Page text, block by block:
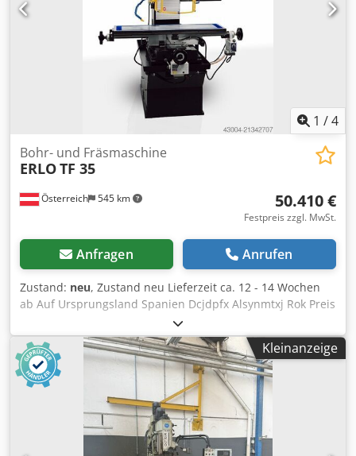
1 /4
Österreich 545 km
Bohr- und Fräsmaschine
ERLOTF 35
50.410 €
Festpreis zzgl. MwSt.
Anfragen Anrufen
Zustand: neu, Zustand neu Lieferzeit ca. 12 - 14 Wochen
ab Auf Ursprungsland Spanien Dcjdpfx Alsynmtxj Rok Preis
50410 € Leasingrate 952.75 € Bohrleistung in Baustahl 35
mm Aufnahme MK 4 Ausladung 390 mm Drehzahlen 94-
2.225 (16) 50 Hz 113 U/min Gewindeschneidleistung M35
Länge 1660 mm Breite 1510 mm Höhe 2600 mm Gewicht
910 kg Pinolenhub 180 mm Abstand Spindel - Tisch 190 -
650 mm Abstand Spindel - Fuß 1310 mm
Säulendurchmesser 125 mm Tisch 400 x 420 mm
automatische Vorschübe 0,10 - 0,18 - 0,24 (3) mm/min
Kleinanzeige